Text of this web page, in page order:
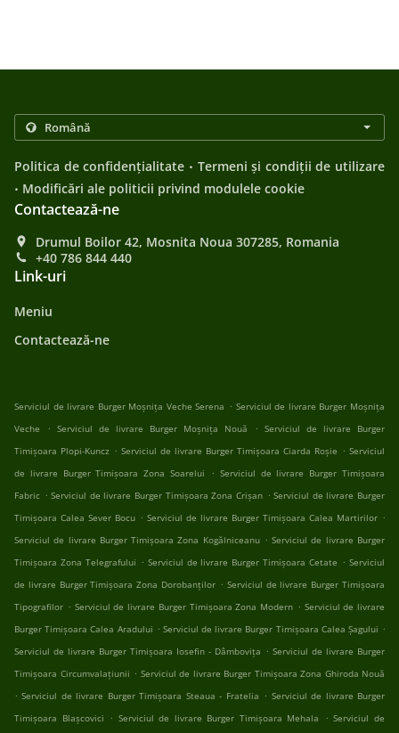
Politica de confidențialitate . Termeni și condiții de utilizare
. Modificări ale politicii privind modulele cookie
Contactează-ne
Drumul Boilor 42, Mosnita Noua 307285, Romania
+40 786 844 440
Link-uri
Meniu
Contactează-ne
Serviciul de livrare Burger Moșnița Veche Serena . Serviciul de livrare Burger Moșnița
Veche
. Serviciul de livrare Burger Moșnița Nouă . Serviciul de livrare Burger
Timișoara Plopi-Kuncz . Serviciul de livrare Burger Timișoara Ciarda Roșie . Serviciul
de livrare Burger Timișoara Zona Soarelui
. Serviciul de livrare Burger Timișoara
Fabric . Serviciul de livrare Burger Timișoara Zona Crișan . Serviciul de livrare Burger
Timișoara Calea Sever Bocu . Serviciul de livrare Burger Timișoara Calea Martirilor .
Serviciul de livrare Burger Timișoara Zona Kogălniceanu . Serviciul de livrare Burger
Timișoara Zona Telegrafului . Serviciul de livrare Burger Timișoara Cetate . Serviciul
de livrare Burger Timișoara Zona Dorobanților . Serviciul de livrare Burger Timișoara
Tipografilor . Serviciul de livrare Burger Timișoara Zona Modern . Serviciul de livrare
Burger Timișoara Calea Aradului . Serviciul de livrare Burger Timișoara Calea Șagului .
Serviciul de livrare Burger Timișoara Iosefin - Dâmbovița . Serviciul de livrare Burger
Timișoara Circumvalațiunii . Serviciul de livrare Burger Timișoara Zona Ghiroda Nouă
. Serviciul de livrare Burger Timișoara Steaua - Fratelia . Serviciul de livrare Burger
Timișoara Blașcovici . Serviciul de livrare Burger Timișoara Mehala . Serviciul de